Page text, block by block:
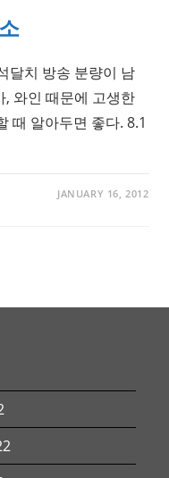
달치 방송 분량이 남
, 와인 때문에 고생한
때 알아두면 좋다. 8.1
JANUARY 16, 2012